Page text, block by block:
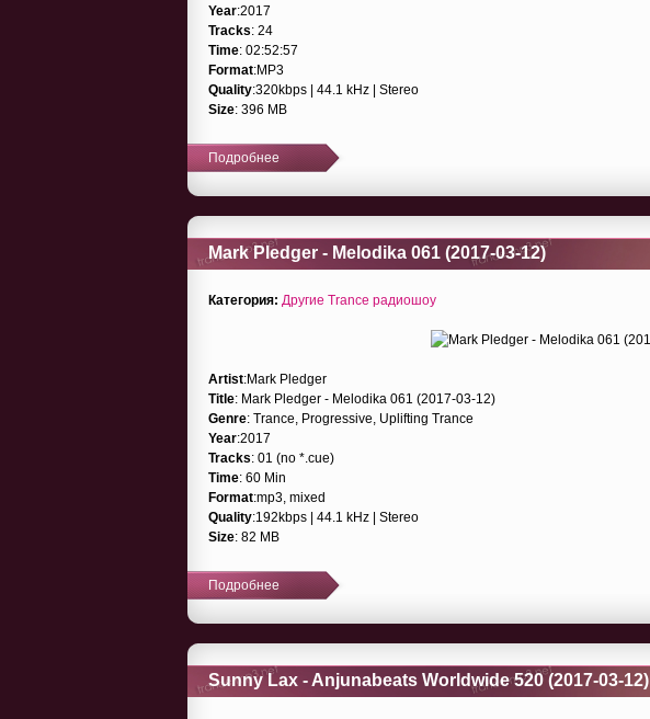
Year:2017
Tracks: 24
Time: 02:52:57
Format:MP3
Quality:320kbps | 44.1 kHz | Stereo
Size: 396 MB
Подробнее
Mark Pledger - Melodika 061 (2017-03-12)
Категория: Другие Trance радиошоу
Artist:Mark Pledger
Title: Mark Pledger - Melodika 061 (2017-03-12)
Genre: Trance, Progressive, Uplifting Trance
Year:2017
Tracks: 01 (no *.cue)
Time: 60 Min
Format:mp3, mixed
Quality:192kbps | 44.1 kHz | Stereo
Size: 82 MB
Подробнее
Sunny Lax - Anjunabeats Worldwide 520 (2017-03-12)